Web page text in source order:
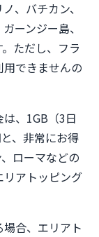
、バチカン、
ーンジー島、
ただし、フラ
できませんの
、1GB（3日
、非常にお得
ローマなどの
アトッピング
合、エリアト